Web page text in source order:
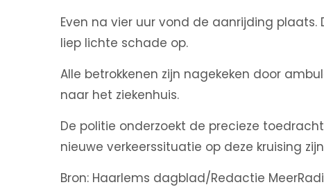
Even na vier uur vond de aanrijding
liep lichte schade op.
Alle betrokkenen zijn nagekeken door
naar het ziekenhuis.
De politie onderzoekt de precieze
nieuwe verkeerssituatie op deze kruising
Bron: Haarlems dagblad/Redactie